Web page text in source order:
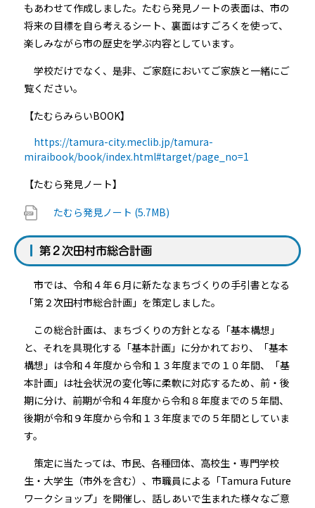
もあわせて作成しました。たむら発見ノートの表面は、市の
将来の目標を自ら考えるシート、裏面はすごろくを使って、
楽しみながら市の歴史を学ぶ内容としています。
学校だけでなく、是非、ご家庭においてご家族と一緒にご
覧ください。
【たむらみらいBOOK】
https://tamura-city.meclib.jp/tamura-
miraibook/book/index.html#target/page_no=1
【たむら発見ノート】
たむら発見ノート (5.7MB)
第２次田村市総合計画
市では、令和４年６月に新たなまちづくりの手引書となる
「第２次田村市総合計画」を策定しました。
この総合計画は、まちづくりの方針となる「基本構想」
と、それを具現化する「基本計画」に分かれており、「基本
構想」は令和４年度から令和１３年度までの１０年間、「基
本計画」は社会状況の変化等に柔軟に対応するため、前・後
期に分け、前期が令和４年度から令和８年度までの５年間、
後期が令和９年度から令和１３年度までの５年間としていま
す。
策定に当たっては、市民、各種団体、高校生・専門学校
生・大学生（市外を含む）、市職員による「Tamura Future
ワークショップ」を開催し、話しあいで生まれた様々なご意